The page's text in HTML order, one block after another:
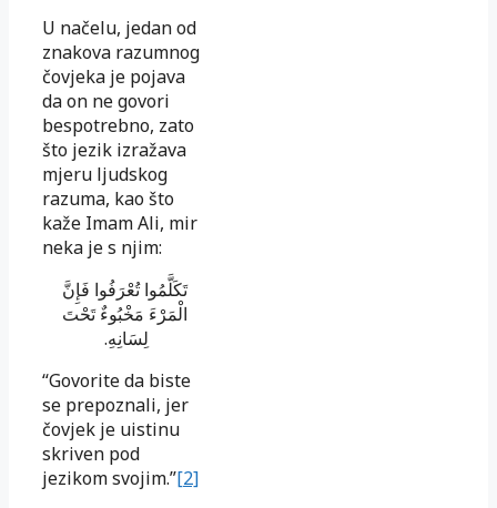
U načelu, jedan od
znakova razumnog
čovjeka je pojava
da on ne govori
bespotrebno, zato
što jezik izražava
mjeru ljudskog
razuma, kao što
kaže Imam Ali, mir
neka je s njim:
تَكَلَّمُوا تُعْرَفُوا فَإِنَّ
الْمَرْءَ مَخْبُوءٌ تَحْتَ
لِسَانِهِ.
“Govorite da biste
se prepoznali, jer
čovjek je uistinu
skriven pod
jezikom svojim.”[2]